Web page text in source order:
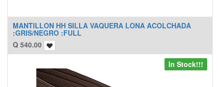
MANTILLON HH SILLA VAQUERA LONA ACOLCHADA
:GRIS/NEGRO :FULL
Q 540.00
In Stock!!!